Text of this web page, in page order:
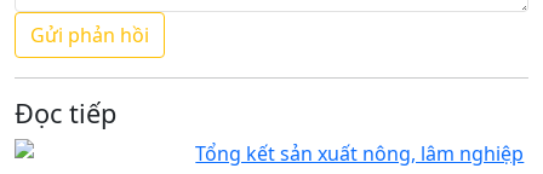
Đọc tiếp
Tổng kết sản xuất nông, lâm nghiệp